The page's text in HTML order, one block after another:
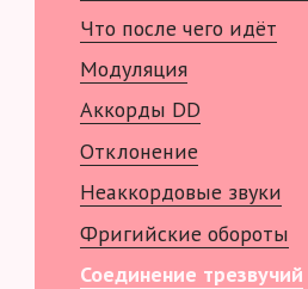
Что после чего идёт
Модуляция
Аккорды DD
Отклонение
Неаккордовые звуки
Фригийские обороты
Соединение трезвучий